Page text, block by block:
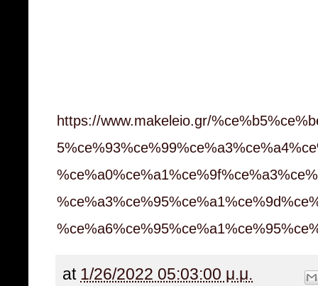
https://www.makeleio.gr/
at 1/26/2022 05:03:00 μ.μ.